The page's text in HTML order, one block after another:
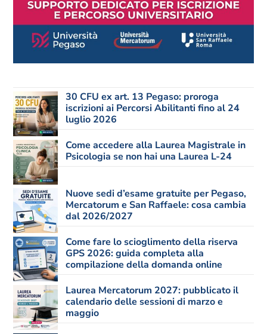
30 CFU ex art. 13 Pegaso: proroga
iscrizioni ai Percorsi Abilitanti fino al 24
luglio 2026
Come accedere alla Laurea Magistrale in
Psicologia se non hai una Laurea L-24
Nuove sedi d’esame gratuite per Pegaso,
Mercatorum e San Raffaele: cosa cambia
dal 2026/2027
Come fare lo scioglimento della riserva
GPS 2026: guida completa alla
compilazione della domanda online
Laurea Mercatorum 2027: pubblicato il
calendario delle sessioni di marzo e
maggio